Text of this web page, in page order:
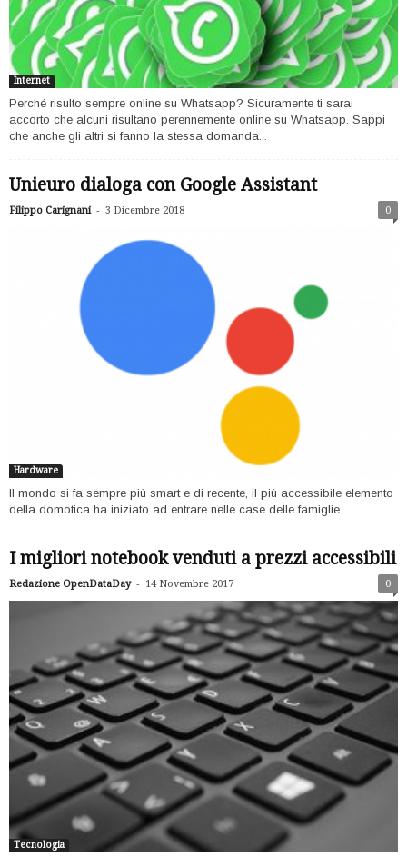
Internet
Perché risulto sempre online su Whatsapp? Sicuramente ti sarai
accorto che alcuni risultano perennemente online su Whatsapp. Sappi
che anche gli altri si fanno la stessa domanda...
Unieuro dialoga con Google Assistant
Filippo Carignani - 3 Dicembre 2018 0
Hardware
Il mondo si fa sempre più smart e di recente, il più accessibile elemento
della domotica ha iniziato ad entrare nelle case delle famiglie...
I migliori notebook venduti a prezzi accessibili
Redazione OpenDataDay - 14 Novembre 2017 0
Tecnologia